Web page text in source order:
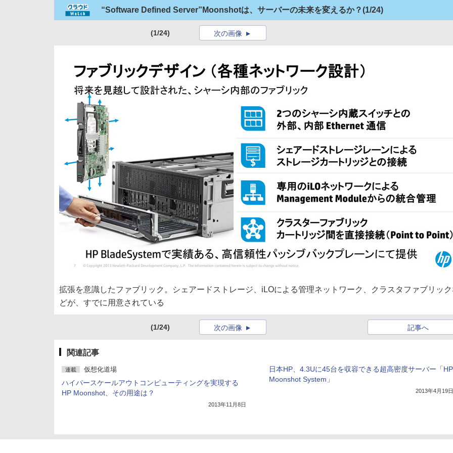
“Software Defined Server”Moonshotは、サーバーの未来を変えるか？(1/24)
(1/24) 次の画像
拡張を意識したファブリック。シェアードストレージ、iLOによる管理ネットワーク、クラスタファブリッ
どが、すでに用意されている
(1/24) 記事へ
次の画像
関連記事
連載 仮想化道場
ハイパースケールアウトコンピューティングを実現する
HP Moonshot、その用途は？
2013年11月8日
日本HP、4.3Uに45台を収容できる超高密度サーバー「HP
Moonshot System」
2013年4月19日